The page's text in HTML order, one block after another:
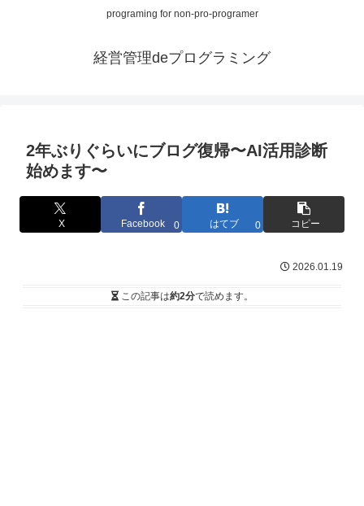
programing for non-pro-programer
経営管理deプログラミング
2年ぶりぐらいにブログ復帰〜AI活用診断
始めます〜
X Facebook 0 はてブ 0 コピー
2026.01.19
この記事は約2分で読めます。